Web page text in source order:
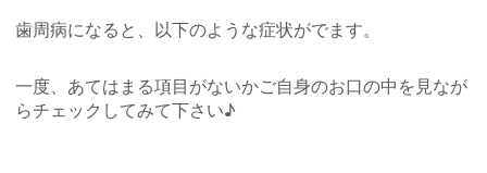
歯周病になると、以下のような症状がでます。
一度、あてはまる項目がないかご自身のお口の中を見なが
らチェックしてみて下さい♪